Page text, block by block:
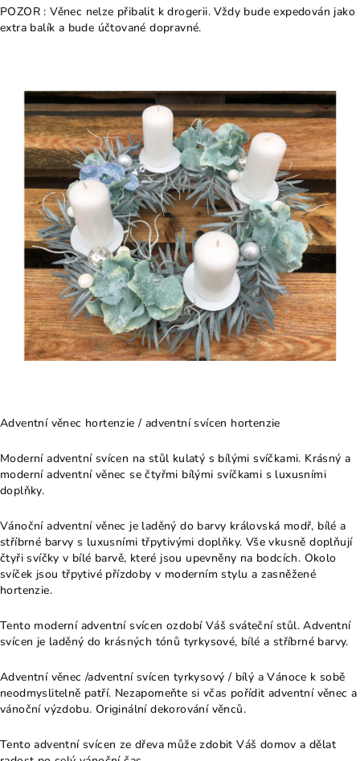
POZOR : Věnec nelze přibalit k drogerii. Vždy bude expedován jako
extra balík a bude účtované dopravné.
Adventní věnec hortenzie / adventní svícen hortenzie
Moderní adventní svícen na stůl kulatý s bílými svíčkami. Krásný a
moderní adventní věnec se čtyřmi bílými svíčkami s luxusními
doplňky.
Vánoční adventní věnec je laděný do barvy královská modř, bílé a
stříbrné barvy s luxusními třpytivými doplňky. Vše vkusně doplňují
čtyři svíčky v bílé barvě, které jsou upevněny na bodcích. Okolo
svíček jsou třpytivé přízdoby v moderním stylu a zasněžené
hortenzie.
Tento moderní adventní svícen ozdobí Váš sváteční stůl. Adventní
svícen je laděný do krásných tónů tyrkysové, bílé a stříbrné barvy.
Adventní věnec /adventní svícen tyrkysový / bílý a Vánoce k sobě
neodmyslitelně patří. Nezapomeňte si včas pořídit adventní věnec a
vánoční výzdobu. Originální dekorování věnců.
Tento adventní svícen ze dřeva může zdobit Váš domov a dělat